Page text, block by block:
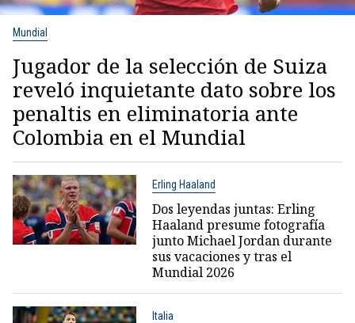
Mundial
Jugador de la selección de Suiza
reveló inquietante dato sobre los
penaltis en eliminatoria ante
Colombia en el Mundial
Erling Haaland
Dos leyendas juntas: Erling
Haaland presume fotografía
junto Michael Jordan durante
sus vacaciones y tras el
Mundial 2026
Italia